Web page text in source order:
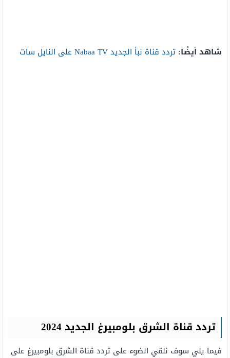
شاهد أيضًا: تردد قناة نبأ الجديد Nabaa TV على النايل سات
تردد قناة الشرق بلومبيرغ الجديد 2024
فيما يلي سوف نلقي الضوء على تردد قناة الشرق بلومبيرغ على